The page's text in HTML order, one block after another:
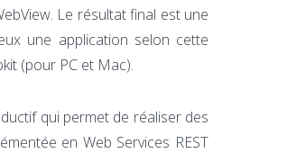
Le résultat final est une
une application selon cette
(pour PC et Mac).
qui permet de réaliser des
en Web Services REST